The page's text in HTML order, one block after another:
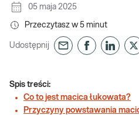
05 maja 2025
Przeczytasz w 5 minut
Udostępnij
Spis treści:
Co to jest macica łukowata?
Przyczyny powstawania